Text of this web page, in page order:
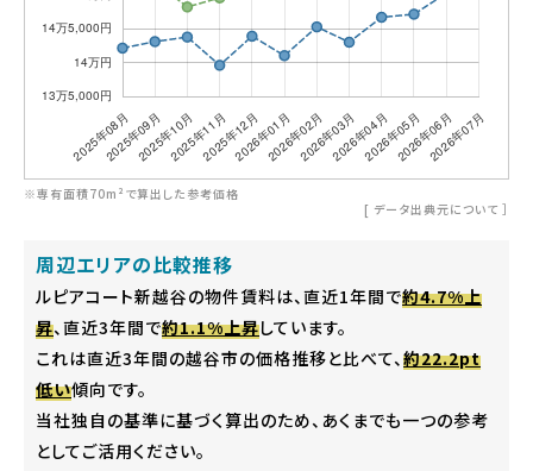
※専有面積70m²で算出した参考価格
[ データ出典元について ］
周辺エリアの比較推移
ルピアコート新越谷の物件賃料は、直近1年間で約4.7%上
昇、直近3年間で約1.1%上昇しています。
これは直近3年間の越谷市の価格推移と比べて、約22.2pt
低い傾向です。
当社独自の基準に基づく算出のため、あくまでも一つの参考
としてご活用ください。